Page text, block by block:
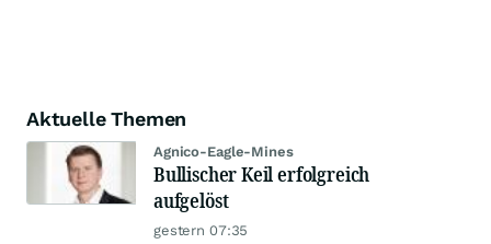
Aktuelle Themen
Agnico-Eagle-Mines
Bullischer Keil erfolgreich
aufgelöst
gestern 07:35